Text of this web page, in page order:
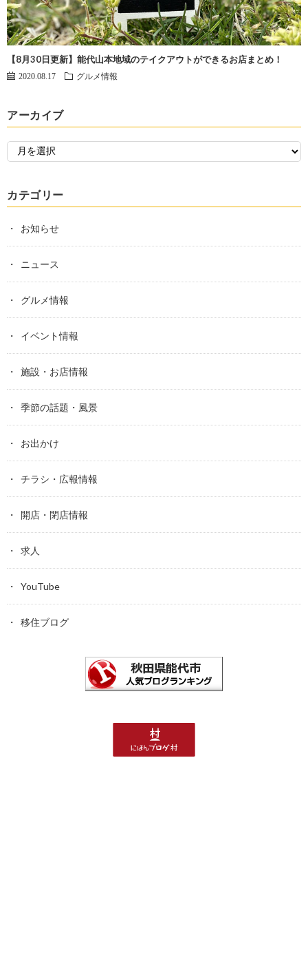
【8月30日更新】能代山本地域のテイクアウトができるお店まとめ！
2020.08.17 グルメ情報
アーカイブ
カテゴリー
お知らせ
ニュース
グルメ情報
イベント情報
施設・お店情報
季節の話題・風景
お出かけ
チラシ・広報情報
開店・閉店情報
求人
YouTube
移住ブログ